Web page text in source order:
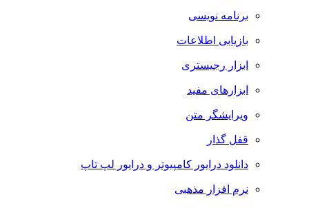
برنامه نویسی
بازیابی اطلاعات
ابزار رجیستری
ابزارهای مفید
ویرایشگر متن
قفل گذار
دانلود درایور کامپیوتر و درایور لپ تاپ
نرم افزار مذهبی